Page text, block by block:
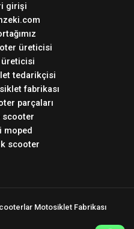
girişi
üreticisi
tedarikçisi
fabrikası
parçaları
scooter
moped
scooter
Motosiklet Fabrikası